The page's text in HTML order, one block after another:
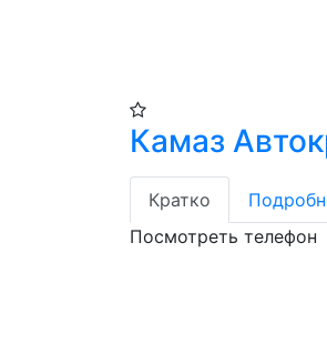
Камаз
Кратко
Посмотреть телефон